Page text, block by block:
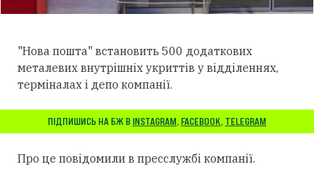
"Нова пошта" встановить 500 додаткових
металевих внутрішніх укриттів у відділеннях,
терміналах і депо компанії.
ПІДПИШИСЬ НА БЖ В INSTAGRAM, FACEBOOK, TELEGRAM
Про це повідомили в пресслужбі компанії.